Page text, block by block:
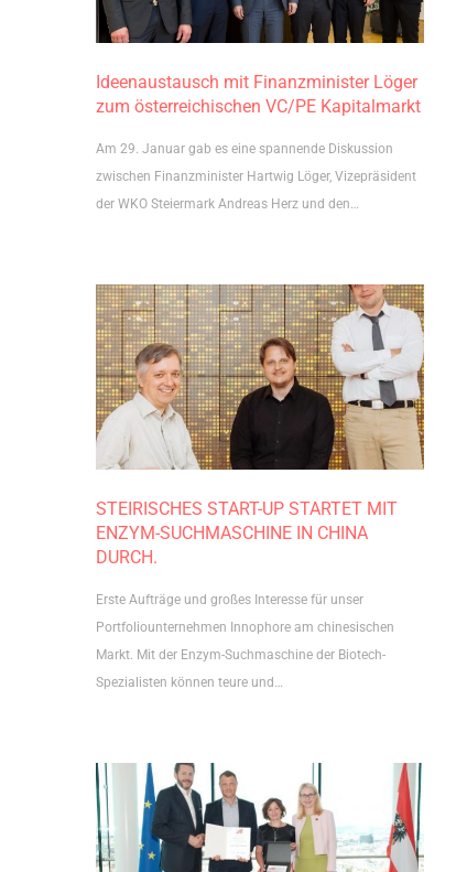
Ideenaustausch mit Finanzminister Löger
zum österreichischen VC/PE Kapitalmarkt
Am 29. Januar gab es eine spannende Diskussion
zwischen Finanzminister Hartwig Löger, Vizepräsident
der WKO Steiermark Andreas Herz und den…
STEIRISCHES START-UP STARTET MIT
ENZYM-SUCHMASCHINE IN CHINA
DURCH.
Erste Aufträge und großes Interesse für unser
Portfoliounternehmen Innophore am chinesischen
Markt. Mit der Enzym-Suchmaschine der Biotech-
Spezialisten können teure und…